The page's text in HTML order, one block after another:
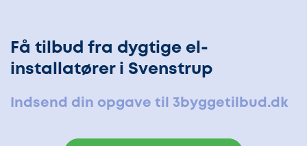
Få tilbud fra dygtige el-
installatører i Svenstrup
Indsend din opgave til 3byggetilbud.dk